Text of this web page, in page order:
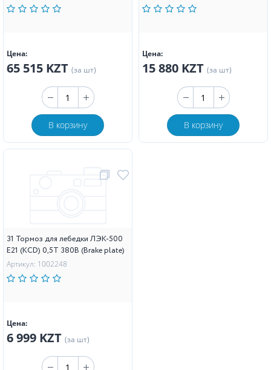
Цена:
65 515 KZT (за шт)
В корзину
Цена:
15 880 KZT (за шт)
В корзину
31 Тормоз для лебедки ЛЭК-500
E21 (KCD) 0,5Т 380В (Brake plate)
Артикул: 1002248
Цена:
6 999 KZT (за шт)